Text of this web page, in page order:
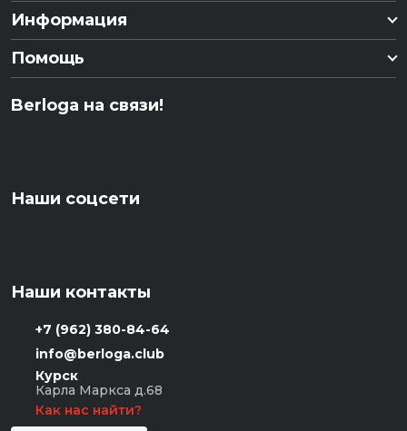
Информация
Помощь
Berloga на связи!
Наши соцсети
Наши контакты
+7 (962) 380-84-64
info@berloga.club
Курск
Карла Маркса д.68
Как нас найти?